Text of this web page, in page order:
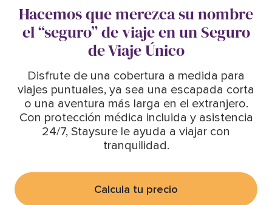
Hacemos que merezca su nombre
el “seguro” de viaje en un Seguro
de Viaje Único
Disfrute de una cobertura a medida para
viajes puntuales, ya sea una escapada corta
o una aventura más larga en el extranjero.
Con protección médica incluida y asistencia
24/7, Staysure le ayuda a viajar con
tranquilidad.
Calcula tu precio